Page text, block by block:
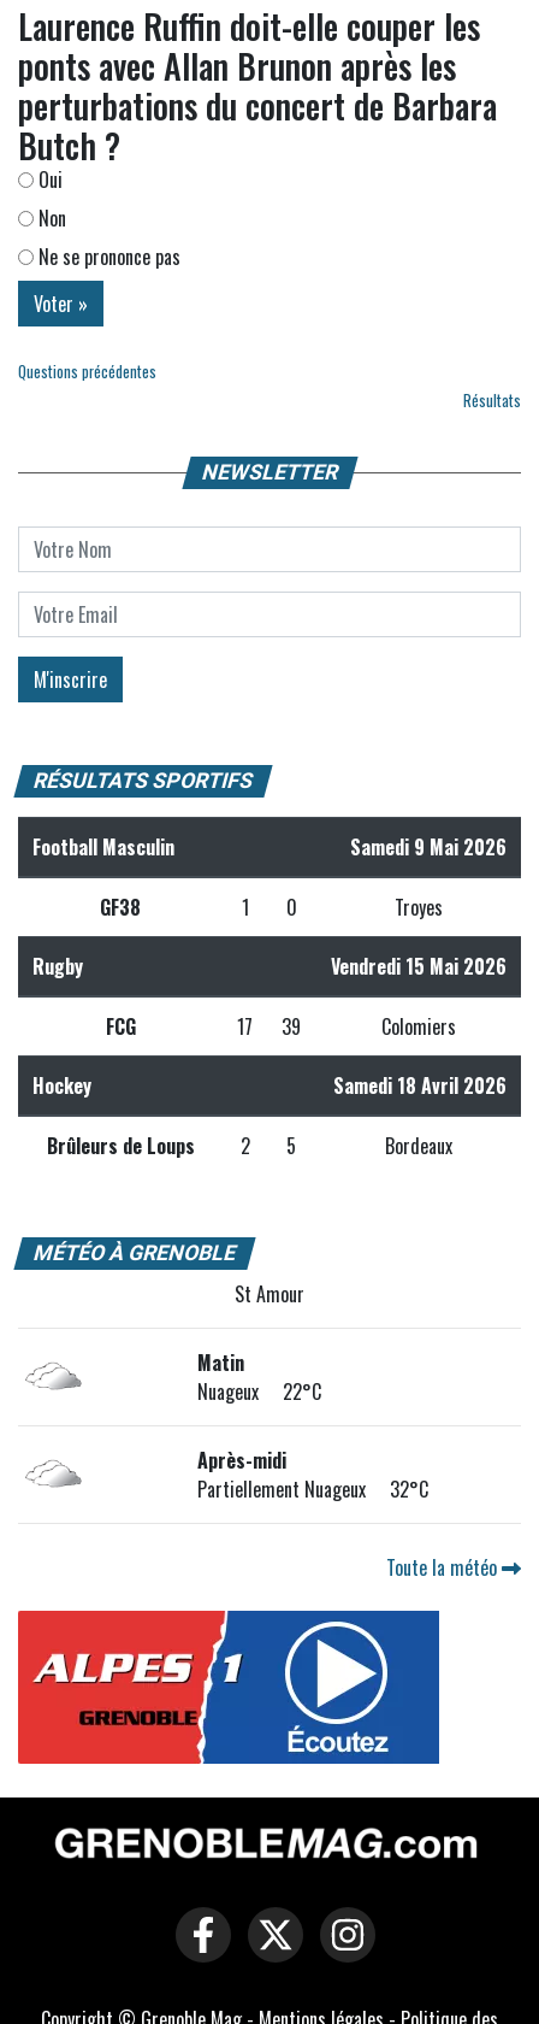
Laurence Ruffin doit-elle couper les
ponts avec Allan Brunon après les
perturbations du concert de Barbara
Butch ?
Oui
Non
Ne se prononce pas
Questions précédentes
Résultats
NEWSLETTER
RÉSULTATS SPORTIFS
Football Masculin Samedi 9 Mai 2026
GF38 1 0 Troyes
Rugby Vendredi 15 Mai 2026
FCG 17 39 Colomiers
Hockey Samedi 18 Avril 2026
Brûleurs de Loups 2 5 Bordeaux
MÉTÉO À GRENOBLE
St Amour
Matin
Nuageux 22°C
Après-midi
Partiellement Nuageux 32°C
Toute la météo